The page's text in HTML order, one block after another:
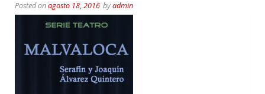
Posted onagosto 18, 2016 byadmin